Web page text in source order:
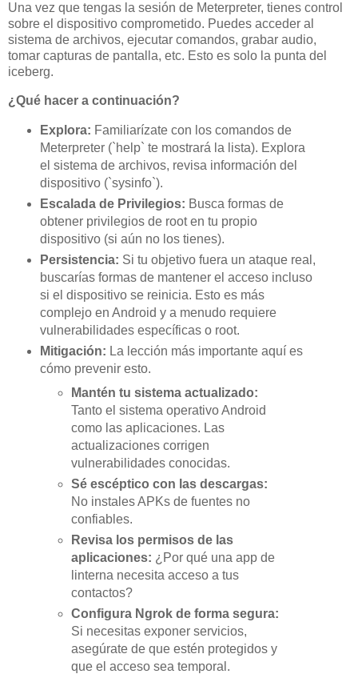
Una vez que tengas la sesión de Meterpreter, tienes control
sobre el dispositivo comprometido. Puedes acceder al
sistema de archivos, ejecutar comandos, grabar audio,
tomar capturas de pantalla, etc. Esto es solo la punta del
iceberg.
¿Qué hacer a continuación?
Explora: Familiarízate con los comandos de
Meterpreter (`help` te mostrará la lista). Explora
el sistema de archivos, revisa información del
dispositivo (`sysinfo`).
Escalada de Privilegios: Busca formas de
obtener privilegios de root en tu propio
dispositivo (si aún no los tienes).
Persistencia: Si tu objetivo fuera un ataque real,
buscarías formas de mantener el acceso incluso
si el dispositivo se reinicia. Esto es más
complejo en Android y a menudo requiere
vulnerabilidades específicas o root.
Mitigación: La lección más importante aquí es
cómo prevenir esto.
Mantén tu sistema actualizado:
Tanto el sistema operativo Android
como las aplicaciones. Las
actualizaciones corrigen
vulnerabilidades conocidas.
Sé escéptico con las descargas:
No instales APKs de fuentes no
confiables.
Revisa los permisos de las
aplicaciones: ¿Por qué una app de
linterna necesita acceso a tus
contactos?
Configura Ngrok de forma segura:
Si necesitas exponer servicios,
asegúrate de que estén protegidos y
que el acceso sea temporal.